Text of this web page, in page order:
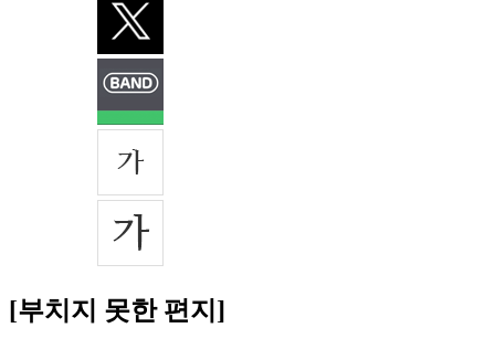
[부치지 못한 편지]